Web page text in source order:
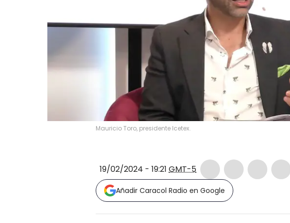
Mauricio Toro, presidente Icetex.
19/02/2024 - 19:21 GMT-5
Añadir Caracol Radio en Google